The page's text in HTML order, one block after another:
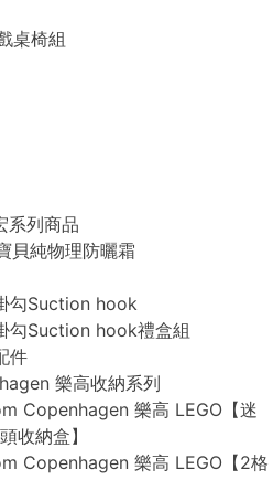
桌椅組
系列商品
貝純物理防曬霜
勾Suction hook
勾Suction hook禮盒組
件
樂高收納系列
Copenhagen 樂高 LEGO【迷
收納盒】
Copenhagen 樂高 LEGO【2格